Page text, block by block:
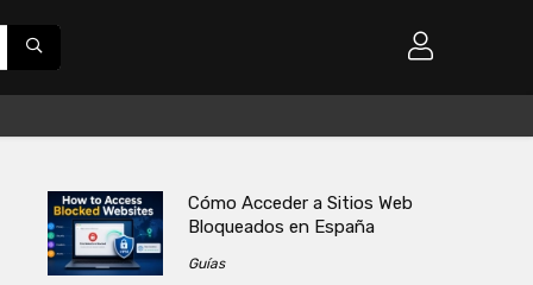
Cómo Acceder a Sitios Web
Bloqueados en España
Guías